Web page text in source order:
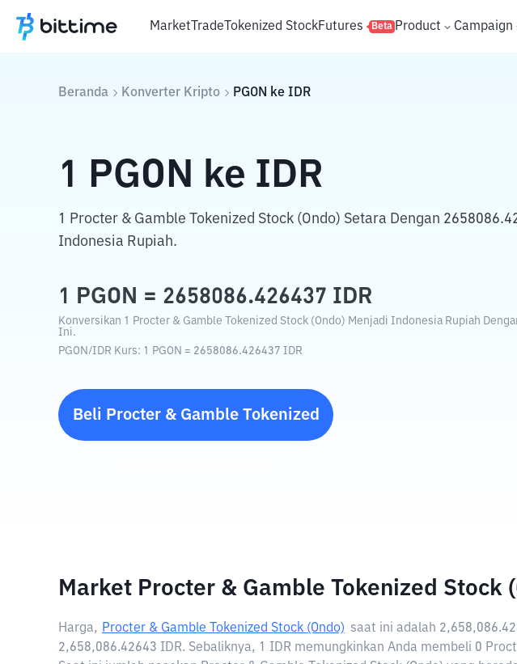
MarketTradeTokenized StockFutures Beta Product Campaign
Beranda Konverter Kripto PGON ke IDR
1 PGON ke IDR
1 Procter & Gamble Tokenized Stock (Ondo) Setara Dengan
Indonesia Rupiah.
1 PGON = 2658086.426437 IDR
Konversikan 1 Procter & Gamble Tokenized Stock (Ondo) Menjadi Indonesia Rupiah
Ini.
PGON /IDR Kurs: 1 PGON = 2658086.426437 IDR
Beli Procter & Gamble Tokenized
Market Procter & Gamble Tokenized Stock
Harga, Procter & Gamble Tokenized Stock (Ondo) saat ini adalah
2,658,086.42643 IDR. Sebaliknya, 1 IDR memungkinkan Anda membeli 0